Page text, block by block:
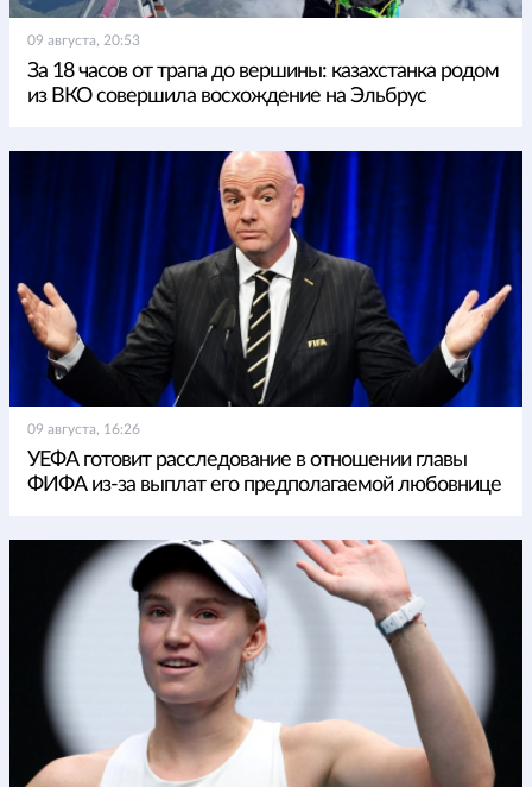
09 августа, 20:53
За 18 часов от трапа до вершины: казахстанка родом
из ВКО совершила восхождение на Эльбрус
09 августа, 16:26
УЕФА готовит расследование в отношении главы
ФИФА из-за выплат его предполагаемой любовнице